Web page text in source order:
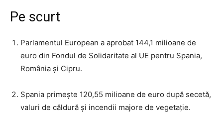
Pe scurt
Parlamentul European a aprobat 144,1 milioane de
euro din Fondul de Solidaritate al UE pentru Spania,
România și Cipru.
Spania primește 120,55 milioane de euro după secetă,
valuri de căldură și incendii majore de vegetație.